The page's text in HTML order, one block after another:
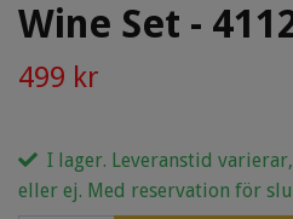
Wine Set -
499 kr
I lager. Leveranstid
eller ej. Med reservation för